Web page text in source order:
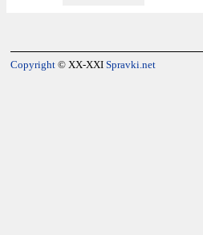
Copyright © XX-XXI Spravki.net